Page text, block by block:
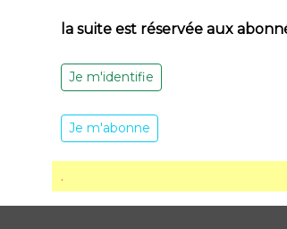
la suite est réservée aux
Je m'identifie
Je m'abonne
.